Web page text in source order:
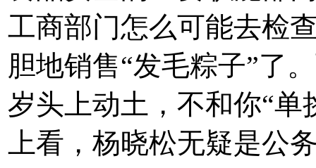
工商部门怎么可能去检
胆地销售“发毛粽子”了
岁头上动土，不和你“单
上看，杨晓松无疑是公